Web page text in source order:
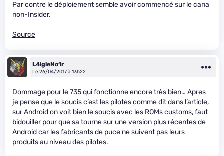
Par contre le déploiement semble avoir commencé sur le cana
non-Insider.
Source
L4igleNo1r
Le 26/04/2017 à 13h22
Dommage pour le 735 qui fonctionne encore très bien… Apres
je pense que le soucis c’est les pilotes comme dit dans l’article,
sur Android on voit bien le soucis avec les ROMs customs, faut
bidouiller pour que sa tourne sur une version plus récentes de
Android car les fabricants de puce ne suivent pas leurs
produits au niveau des pilotes.